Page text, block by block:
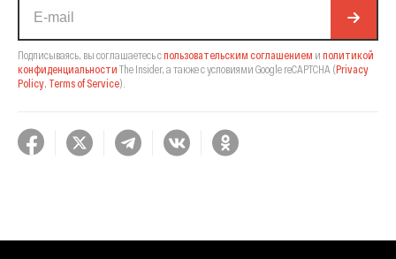
Подписываясь, вы соглашаетесь спользовательским соглашением и политикой
конфиденциальности The Insider, а также с условиями Google reCAPTCHA (Privacy
Policy Terms of Service).